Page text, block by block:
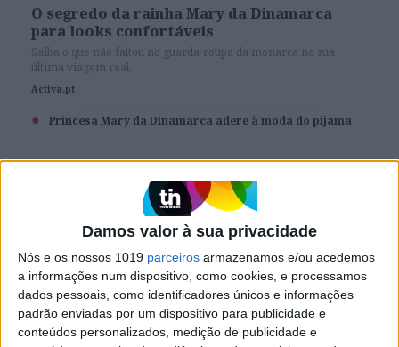
Damos valor à sua privacidade
Nós e os nossos 1019 parceiros armazenamos e/ou acedemos
a informações num dispositivo, como cookies, e processamos
dados pessoais, como identificadores únicos e informações
padrão enviadas por um dispositivo para publicidade e
conteúdos personalizados, medição de publicidade e
O segredo da rainha Mary da Dinamarca
para looks confortáveis
Saiba o que não faltou no guarda-roupa da monarca na sua
última viagem real.
Activa.pt
Princesa Mary da Dinamarca adere à moda do pijama